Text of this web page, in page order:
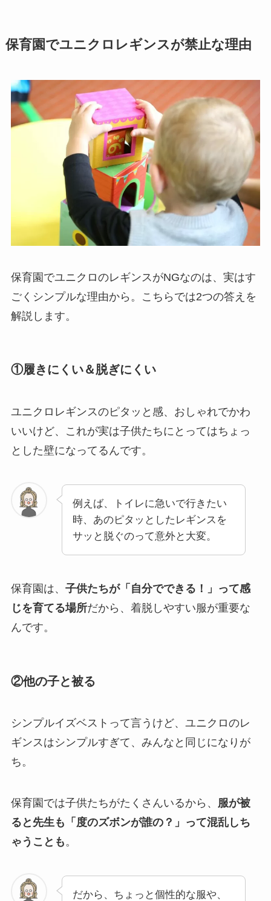
保育園でユニクロレギンスが禁止な理由
保育園でユニクロのレギンスがNGなのは、実はす
ごくシンプルな理由から。こちらでは2つの答えを
解説します。
①履きにくい＆脱ぎにくい
ユニクロレギンスのピタッと感、おしゃれでかわ
いいけど、これが実は子供たちにとってはちょっ
とした壁になってるんです。
例えば、トイレに急いで行きたい
時、あのピタッとしたレギンスを
サッと脱ぐのって意外と大変。
保育園は、 子供たちが「自分でできる！」って感
じを育てる場所だから、着脱しやすい服が重要な
んです。
②他の子と被る
シンプルイズベストって言うけど、ユニクロのレ
ギンスはシンプルすぎて、みんなと同じになりが
ち。
保育園では子供たちがたくさんいるから、
服が被
ると先生も「度のズボンが誰の？」って混乱しち
ゃうことも 。
だから、ちょっと個性的な服や、